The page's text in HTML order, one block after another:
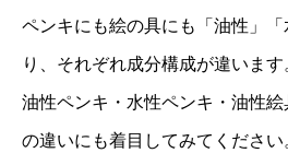
ペンキにも絵の具にも「油性」
り、それぞれ成分構成が違います
油性ペンキ・水性ペンキ・油性
の違いにも着目してみてください